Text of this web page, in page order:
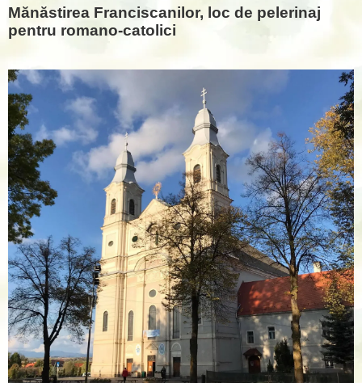
Mănăstirea Franciscanilor, loc de pelerinaj
pentru romano-catolici